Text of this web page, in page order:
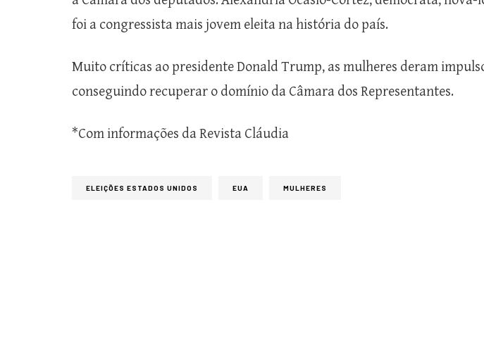
foi a congressista mais jovem eleita na história do país.
Muito críticas ao presidente Donald Trump, as mulheres deram
conseguindo recuperar o domínio da Câmara dos Representantes.
*Com informações da Revista Cláudia
ELEIÇÕES ESTADOS UNIDOS EUA MULHERES